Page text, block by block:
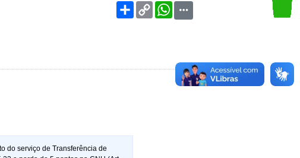
ShareCopy
Link
WhatsApp